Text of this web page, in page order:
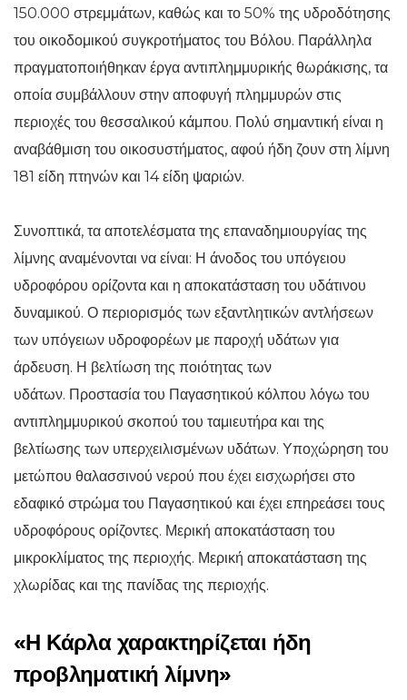
150.000 στρεμμάτων, καθώς και το 50% της υδροδότησης
του οικοδομικού συγκροτήματος του Βόλου. Παράλληλα
πραγματοποιήθηκαν έργα αντιπλημμυρικής θωράκισης, τα
οποία συμβάλλουν στην αποφυγή πλημμυρών στις
περιοχές του θεσσαλικού κάμπου. Πολύ σημαντική είναι η
αναβάθμιση του οικοσυστήματος, αφού ήδη ζουν στη λίμνη
181 είδη πτηνών και 14 είδη ψαριών.
Συνοπτικά, τα αποτελέσματα της επαναδημιουργίας της
λίμνης αναμένονται να είναι: Η άνοδος του υπόγειου
υδροφόρου ορίζοντα και η αποκατάσταση του υδάτινου
δυναμικού. Ο περιορισμός των εξαντλητικών αντλήσεων
των υπόγειων υδροφορέων με παροχή υδάτων για
άρδευση. Η βελτίωση της ποιότητας των
υδάτων. Προστασία του Παγασητικού κόλπου λόγω του
αντιπλημμυρικού σκοπού του ταμιευτήρα και της
βελτίωσης των υπερχειλισμένων υδάτων. Υποχώρηση του
μετώπου θαλασσινού νερού που έχει εισχωρήσει στο
εδαφικό στρώμα του Παγασητικού και έχει επηρεάσει τους
υδροφόρους ορίζοντες. Μερική αποκατάσταση του
μικροκλίματος της περιοχής. Μερική αποκατάσταση της
χλωρίδας και της πανίδας της περιοχής.
«Η Κάρλα χαρακτηρίζεται ήδη
προβληματική λίμνη»